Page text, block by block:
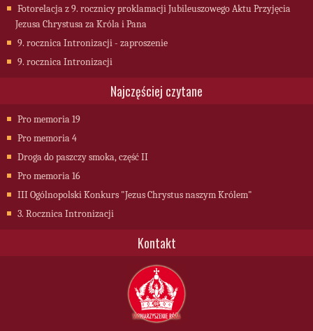
Fotorelacja z 9. rocznicy proklamacji Jubileuszowego Aktu Przyjęcia
Jezusa Chrystusa za Króla i Pana
9. rocznica Intronizacji - zaproszenie
9. rocznica Intronizacji
Najczęściej czytane
Pro memoria 19
Pro memoria 4
Droga do paszczy smoka, część II
Pro memoria 16
III Ogólnopolski Konkurs "Jezus Chrystus naszym Królem"
3. Rocznica Intronizacji
Kontakt